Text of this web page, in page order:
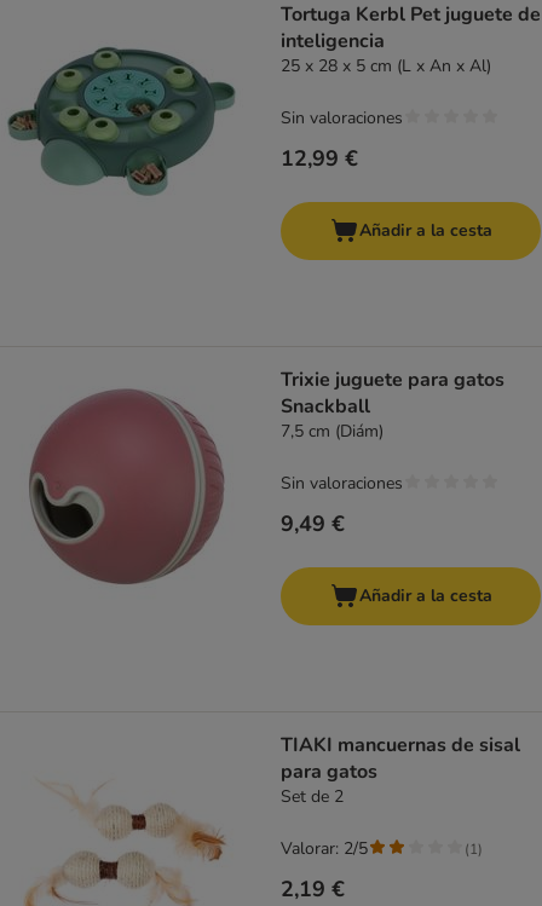
Tortuga Kerbl Pet juguete de
inteligencia
25 x 28 x 5 cm (L x An x Al)
12,99 €
Sin valoraciones
Añadir a la cesta
Trixie juguete para gatos
Snackball
7,5 cm (Diám)
9,49 €
Sin valoraciones
Añadir a la cesta
TIAKI mancuernas de sisal
para gatos
Set de 2
2,19 €
Valorar: 2/5 (1)